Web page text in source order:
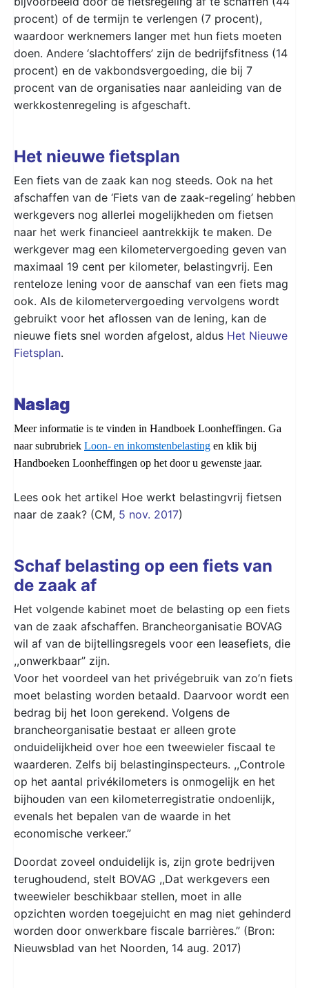
procent) of de termijn te verlengen (7 procent),
waardoor werknemers langer met hun fiets moeten
doen. Andere ‘slachtoffers’ zijn de bedrijfsfitness (14
procent) en de vakbondsvergoeding, die bij 7
procent van de organisaties naar aanleiding van de
werkkostenregeling is afgeschaft.
Het nieuwe fietsplan
Een fiets van de zaak kan nog steeds. Ook na het
afschaffen van de ‘Fiets van de zaak-regeling’ hebben
werkgevers nog allerlei mogelijkheden om fietsen
naar het werk financieel aantrekkijk te maken. De
werkgever mag een kilometervergoeding geven van
maximaal 19 cent per kilometer, belastingvrij. Een
renteloze lening voor de aanschaf van een fiets mag
ook. Als de kilometervergoeding vervolgens wordt
gebruikt voor het aflossen van de lening, kan de
nieuwe fiets snel worden afgelost, aldus Het Nieuwe
Fietsplan.
Naslag
Meer informatie is te vinden in Handboek Loonheffingen. Ga
naar subrubriek Loon- en inkomstenbelasting en klik bij
Handboeken Loonheffingen op het door u gewenste jaar.
Lees ook het artikel Hoe werkt belastingvrij fietsen
naar de zaak? (CM, 5 nov. 2017)
Schaf belasting op een fiets van
de zaak af
Het volgende kabinet moet de belasting op een fiets
van de zaak afschaffen. Brancheorganisatie BOVAG
wil af van de bijtellingsregels voor een leasefiets, die
,,onwerkbaar” zijn.
Voor het voordeel van het privégebruik van zo’n fiets
moet belasting worden betaald. Daarvoor wordt een
bedrag bij het loon gerekend. Volgens de
brancheorganisatie bestaat er alleen grote
onduidelijkheid over hoe een tweewieler fiscaal te
waarderen. Zelfs bij belastinginspecteurs. ,,Controle
op het aantal privékilometers is onmogelijk en het
bijhouden van een kilometerregistratie ondoenlijk,
evenals het bepalen van de waarde in het
economische verkeer.”
Doordat zoveel onduidelijk is, zijn grote bedrijven
terughoudend, stelt BOVAG ,,Dat werkgevers een
tweewieler beschikbaar stellen, moet in alle
opzichten worden toegejuicht en mag niet gehinderd
worden door onwerkbare fiscale barrières.” (Bron:
Nieuwsblad van het Noorden, 14 aug. 2017)